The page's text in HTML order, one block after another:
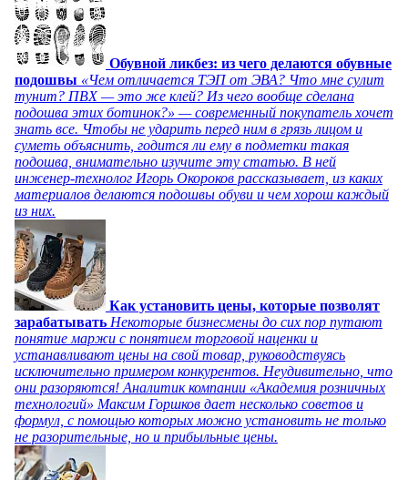
Обувной ликбез: из чего делаются обувные
подошвы «Чем отличается ТЭП от ЭВА? Что мне сулит
тунит? ПВХ — это же клей? Из чего вообще сделана
подошва этих ботинок?» — современный покупатель хочет
знать все. Чтобы не ударить перед ним в грязь лицом и
суметь объяснить, годится ли ему в подметки такая
подошва, внимательно изучите эту статью. В ней
инженер-технолог Игорь Окороков рассказывает, из каких
материалов делаются подошвы обуви и чем хорош каждый
из них.
Как установить цены, которые позволят
зарабатывать Некоторые бизнесмены до сих пор путают
понятие маржи с понятием торговой наценки и
устанавливают цены на свой товар, руководствуясь
исключительно примером конкурентов. Неудивительно, что
они разоряются! Аналитик компании «Академия розничных
технологий» Максим Горшков дает несколько советов и
формул, с помощью которых можно установить не только
не разорительные, но и прибыльные цены.